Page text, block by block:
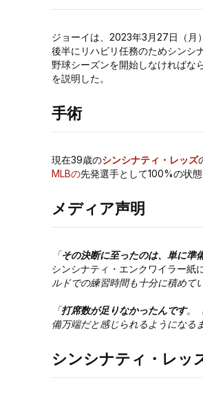
ジョーイは、2023年3月27日（月
後半にリハビリ任務のためシンシ
野球シーズンを開始しなければな
を説明した。
手術
現在39歳のシンシナティ・レッズ
MLBの先発選手として100%の状
メディア声明
「その決断に至ったのは、単に準
シンシナティ・エンクワイラー紙
ルドでの練習時間も十分に積めて
「打席数が足りなかったんです。
備万端だと感じられるようになる
シンシナティ・レッ